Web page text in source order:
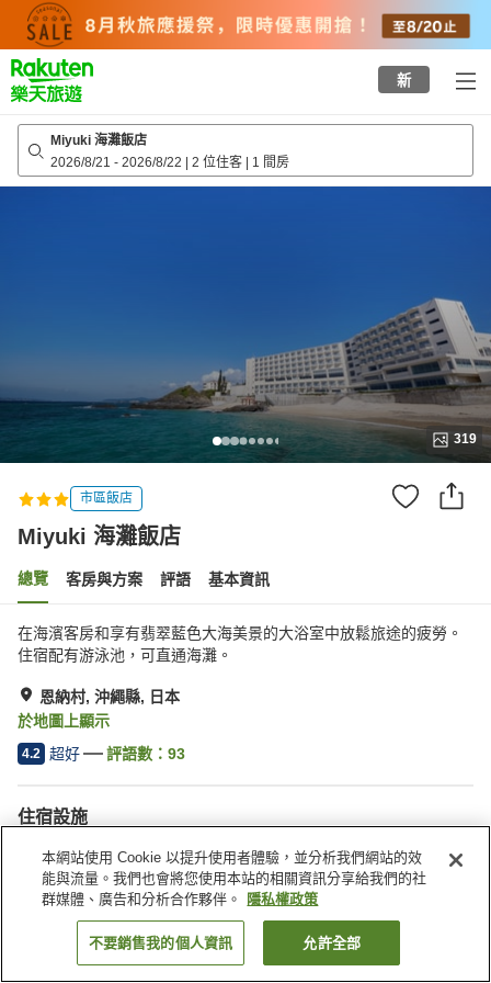
top
page
新
Miyuki 海灘飯店
2026/8/21 - 2026/8/22 | 2 位住客 | 1 間房
319
市區飯店
Miyuki 海灘飯店
總覽 客房與方案 評語 基本資訊
在海濱客房和享有翡翠藍色大海美景的大浴室中放鬆旅途的疲勞。
住宿配有游泳池，可直通海灘。
恩納村, 沖繩縣, 日本
於地圖上顯示
4.2 超好 評語數： 93
住宿設施
停車場
游泳池
餐廳
休息室
找客房
本網站使用 Cookie 以提升使用者體驗，並分析我們網站的效
能與流量。我們也會將您使用本站的相關資訊分享給我們的社
群媒體、廣告和分析合作夥伴。
隱私權政策
不要銷售我的個人資訊 允許全部